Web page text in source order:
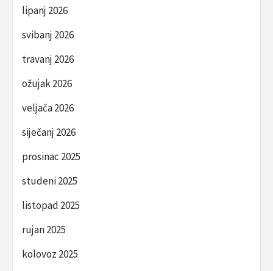
lipanj 2026
svibanj 2026
travanj 2026
ožujak 2026
veljača 2026
siječanj 2026
prosinac 2025
studeni 2025
listopad 2025
rujan 2025
kolovoz 2025